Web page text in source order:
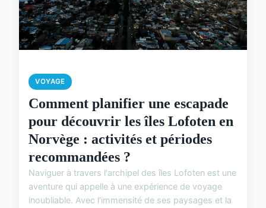
VOYAGE
Comment planifier une escapade
pour découvrir les îles Lofoten en
Norvège : activités et périodes
recommandées ?
Naviguer à travers l'archipel des îles Lofoten est une
aventure qui appelle à une expérience de voyage
inoubliable. Avec l'immensité de ses paysages et la